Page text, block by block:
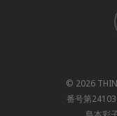
© 2026
番号第